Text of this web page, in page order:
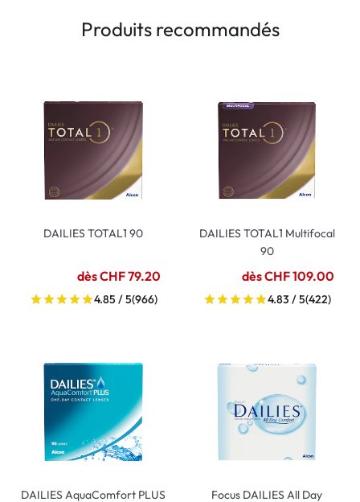
Produits recommandés
DAILIES TOTAL1 90
dès CHF 79.20
4.85 / 5(966)
DAILIES TOTAL1 Multifocal
90
dès CHF 109.00
4.83 / 5(422)
DAILIES AquaComfort PLUS
Focus DAILIES All Day